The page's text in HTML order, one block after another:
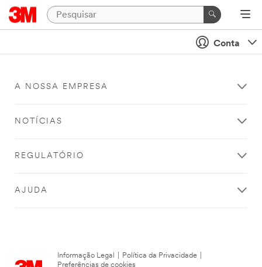
Conta
A NOSSA EMPRESA
NOTÍCIAS
REGULATÓRIO
AJUDA
Informação Legal Política da Privacidade
Preferências de cookies